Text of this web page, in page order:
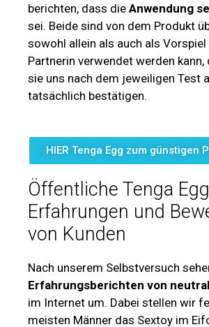
berichten, dass die Anwendung
sei. Beide sind von dem Produkt
sowohl allein als auch als
Partnerin verwendet werden kann,
sie uns nach dem jeweiligen Test
tatsächlich bestätigen.
HIER Tenga Egg zum günstigen
Öffentliche Tenga Egg
Erfahrungen und
von Kunden
Nach unserem Selbstversuch
Erfahrungsberichten von
im Internet um. Dabei stellen wir
meisten Männer das Sextoy im